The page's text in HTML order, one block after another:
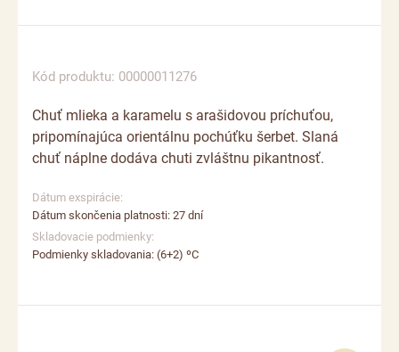
Kód produktu: 00000011276
Chuť mlieka a karamelu s arašidovou príchuťou,
pripomínajúca orientálnu pochúťku šerbet. Slaná
chuť náplne dodáva chuti zvláštnu pikantnosť.
Dátum exspirácie:
Dátum skončenia platnosti: 27 dní
Skladovacie podmienky:
Podmienky skladovania: (6+2) ºС